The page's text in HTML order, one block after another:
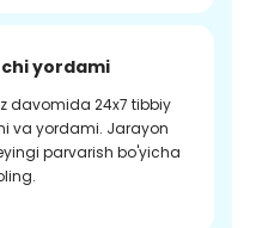
yordami
davomida 24x7 tibbiy
va yordami. Jarayon
parvarish bo'yicha